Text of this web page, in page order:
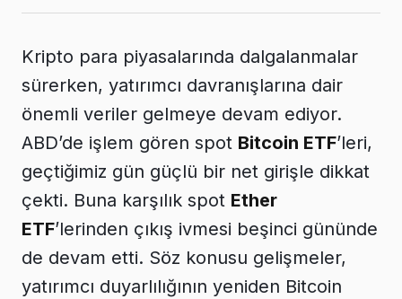
Kripto para piyasalarında dalgalanmalar
sürerken, yatırımcı davranışlarına dair
önemli veriler gelmeye devam ediyor.
ABD’de işlem gören spot Bitcoin ETF’leri,
geçtiğimiz gün güçlü bir net girişle dikkat
çekti. Buna karşılık spot Ether
ETF’lerinden çıkış ivmesi beşinci gününde
de devam etti. Söz konusu gelişmeler,
yatırımcı duyarlılığının yeniden Bitcoin